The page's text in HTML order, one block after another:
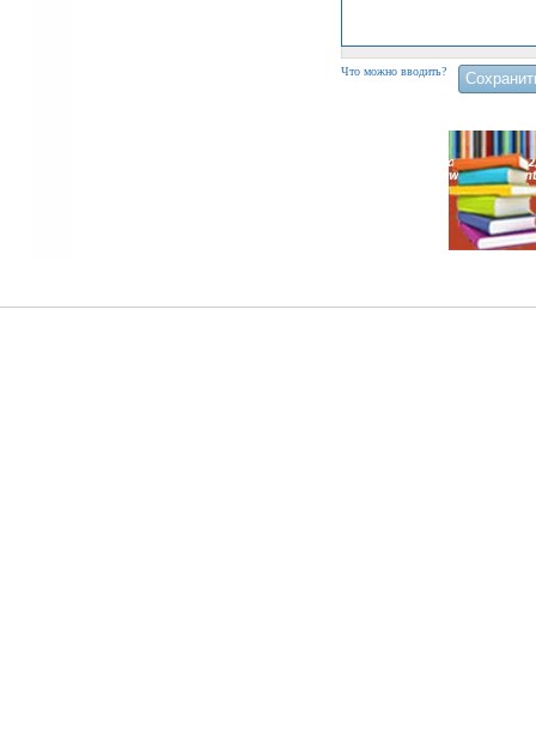
Что можно вводить?